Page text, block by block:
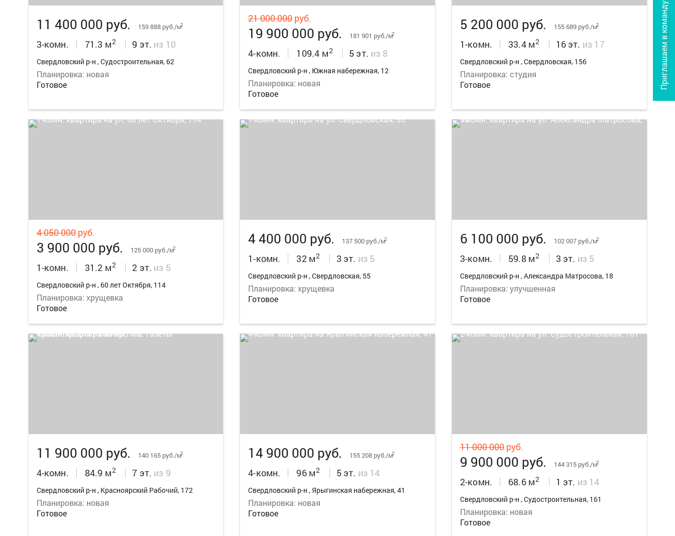
Приглашаем в команду
11 400 000 руб. 159 888 руб./м2
3-комн. 71.3 м2 9 эт. из 10
Свердловский р-н , Судостроительная, 62
Планировка: новая
Готовое
21 000 000руб.
19 900 000 руб. 181 901 руб./м2
4-комн. 109.4 м2 5 эт. из 8
Свердловский р-н , Южная набережная, 12
Планировка: новая
Готовое
5 200 000 руб. 155 689 руб./м2
1-комн. 33.4 м2 16 эт. из 17
Свердловский р-н , Свердловская, 15б
Планировка: студия
Готовое
4 050 000руб.
3 900 000 руб. 125 000 руб./м2
1-комн. 31.2 м2 2 эт. из 5
Свердловский р-н , 60 лет Октября, 114
Планировка: хрущевка
Готовое
4 400 000 руб. 137 500 руб./м2
1-комн. 32 м2 3 эт. из 5
Свердловский р-н , Свердловская, 55
Планировка: хрущевка
Готовое
6 100 000 руб. 102 007 руб./м2
3-комн. 59.8 м2 3 эт. из 5
Свердловский р-н , Александра Матросова, 18
Планировка: улучшенная
Готовое
11 900 000 руб. 140 165 руб./м2
4-комн. 84.9 м2 7 эт. из 9
Свердловский р-н , Красноярский Рабочий, 172
Планировка: новая
Готовое
14 900 000 руб. 155 208 руб./м2
4-комн. 96 м2 5 эт. из 14
Свердловский р-н , Ярыгинская набережная, 41
Планировка: новая
Готовое
11 000 000руб.
9 900 000 руб. 144 315 руб./м2
2-комн. 68.6 м2 1 эт. из 14
Свердловский р-н , Судостроительная, 161
Планировка: новая
Готовое